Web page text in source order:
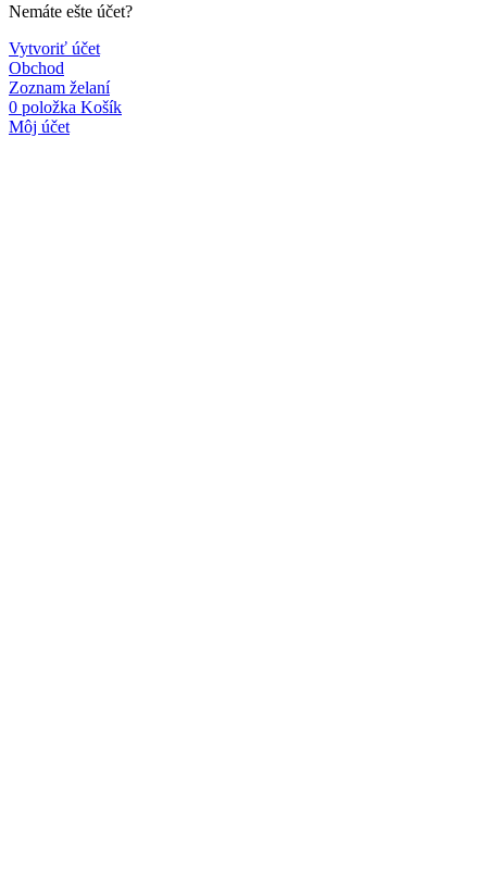
Nemáte ešte účet?
Vytvoriť účet
Obchod
Zoznam želaní
0 položka Košík
Môj účet